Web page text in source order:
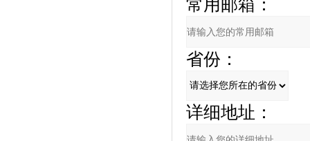
常用邮箱：
省份：
详细地址：